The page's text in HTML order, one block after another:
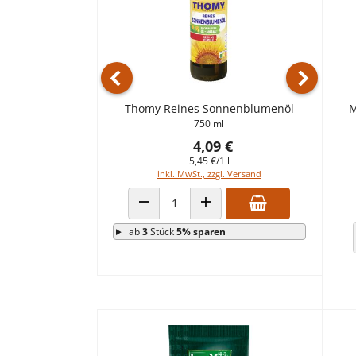
Thomy Reines Sonnenblumenöl
750 ml
4,09 €
5,45 €/1 l
inkl. MwSt., zzgl. Versand
ANZAHL VERRINGERNANZAHL ERHÖHEN
ab3Stück5% sparen
Vorheriges Produkt Nächstes